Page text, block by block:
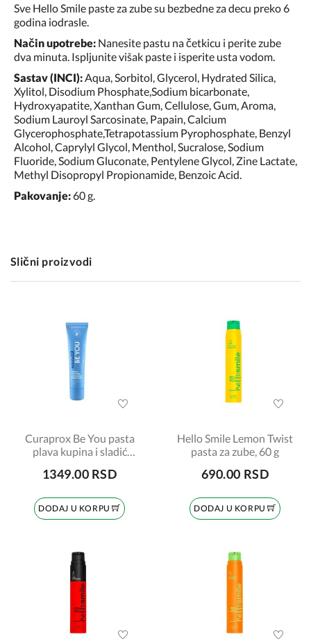
Sve Hello Smile paste za zube su bezbedne za decu preko 6
godina iodrasle.
Način upotrebe: Nanesite pastu na četkicu i perite zube
dva minuta. Ispljunite višak paste i isperite usta vodom.
Sastav (INCI):Aqua, Sorbitol, Glycerol, Hydrated Silica,
Xylitol, Disodium Phosphate,Sodium bicarbonate,
Hydroxyapatite, Xanthan Gum, Cellulose, Gum, Aroma,
Sodium Lauroyl Sarcosinate, Papain, Calcium
Glycerophosphate,Tetrapotassium Pyrophosphate, Benzyl
Alcohol, Caprylyl Glycol, Menthol, Sucralose, Sodium
Fluoride, Sodium Gluconate, Pentylene Glycol, Zine Lactate,
Methyl Disopropyl Propionamide, Benzoic Acid.
Pakovanje:60 g.
Slični proizvodi
Curaprox Be You pasta
plava kupina i sladić
1349.00 RSD
DODAJ U KORPU
Hello Smile Lemon Twist
pasta za zube, 60 g
690.00 RSD
DODAJ U KORPU